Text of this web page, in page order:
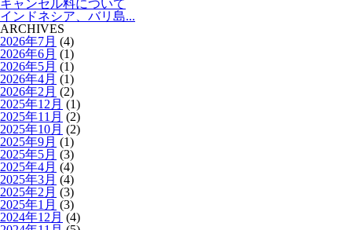
キャンセル料について
インドネシア、バリ島...
ARCHIVES
2026年7月 (4)
2026年6月 (1)
2026年5月 (1)
2026年4月 (1)
2026年2月 (2)
2025年12月 (1)
2025年11月 (2)
2025年10月 (2)
2025年9月 (1)
2025年5月 (3)
2025年4月 (4)
2025年3月 (4)
2025年2月 (3)
2025年1月 (3)
2024年12月 (4)